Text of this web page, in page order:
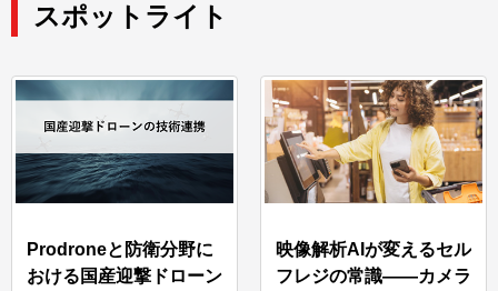
スポットライト
Prodroneと防衛分野に
おける国産迎撃ドローン
映像解析AIが変えるセル
フレジの常識――カメラ